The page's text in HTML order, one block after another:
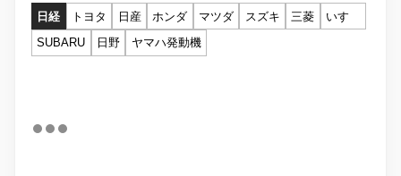
日経 トヨタ 日産 ホンダ マツダ スズキ 三菱
いすゞ
SUBARU
日野 ヤマハ発動機